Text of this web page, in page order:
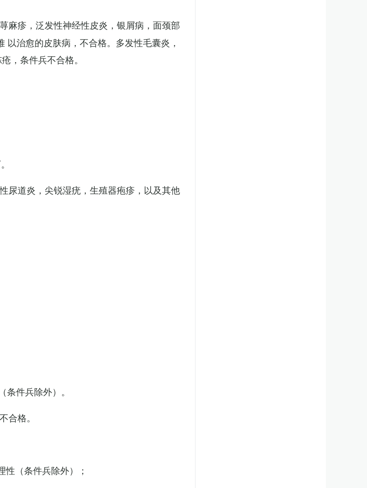
麻疹，泛发性神经性皮炎，银屑病，面颈部
治愈的皮肤病，不合格。多发性毛囊炎，
，条件兵不合格。
尿道炎，尖锐湿疣，生殖器疱疹，以及其他
件兵除外）。
合格。
性（条件兵除外）；